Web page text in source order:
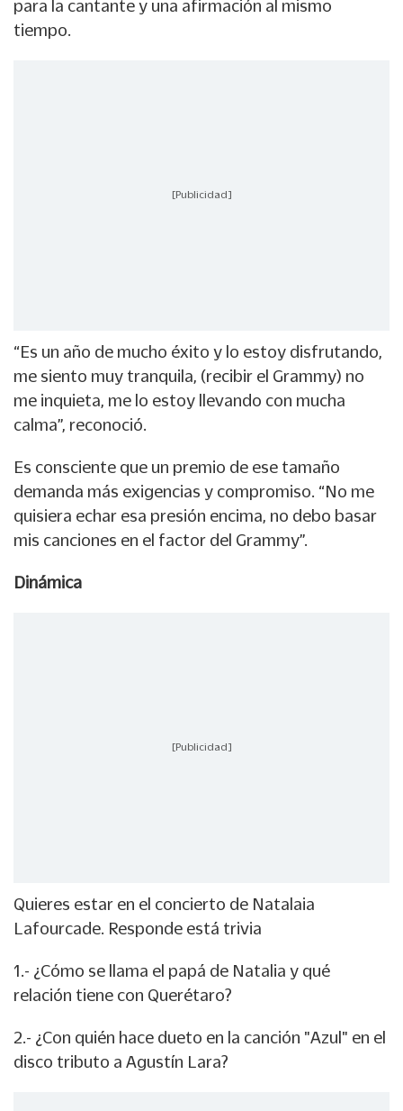
para la cantante y una afirmación al mismo
tiempo.
[Publicidad]
“Es un año de mucho éxito y lo estoy disfrutando,
me siento muy tranquila, (recibir el Grammy) no
me inquieta, me lo estoy llevando con mucha
calma”, reconoció.
Es consciente que un premio de ese tamaño
demanda más exigencias y compromiso. “No me
quisiera echar esa presión encima, no debo basar
mis canciones en el factor del Grammy”.
Dinámica
[Publicidad]
Quieres estar en el concierto de Natalaia
Lafourcade. Responde está trivia
1.- ¿Cómo se llama el papá de Natalia y qué
relación tiene con Querétaro?
2.- ¿Con quién hace dueto en la canción "Azul" en el
disco tributo a Agustín Lara?